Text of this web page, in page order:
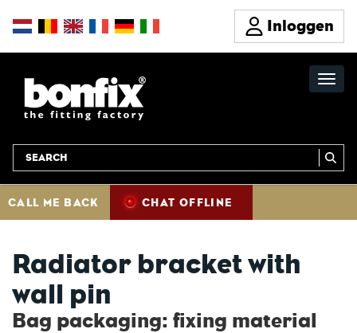
Inloggen
CALL ME BACK CHAT OFFLINE
Radiator bracket with
wall pin
Bag packaging: fixing material